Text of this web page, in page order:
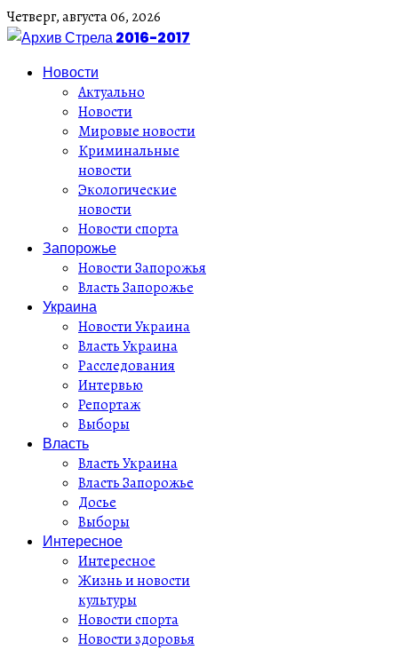
Четверг,августа06, 2026
Новости
Актуально
Новости
Мировые новости
Криминальные
новости
Экологические
новости
Новости спорта
Запорожье
Новости Запорожья
Власть Запорожье
Украина
Новости Украина
Власть Украина
Расследования
Интервью
Репортаж
Выборы
Власть
Власть Украина
Власть Запорожье
Досье
Выборы
Интересное
Интересное
Жизнь и новости
культуры
Новости спорта
Новости здоровья